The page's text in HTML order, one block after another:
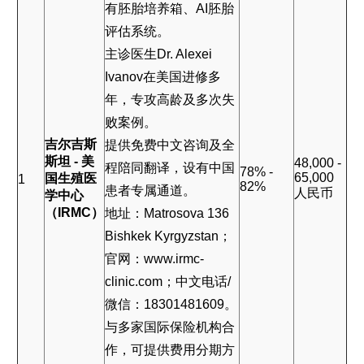
1
吉尔吉斯
斯坦 - 美
国生殖医
学中心
（IRMC）
有胚胎培养箱、AI胚胎
评估系统。
主诊医生Dr. Alexei
Ivanov在美国进修多
年，专攻高龄及多次失
败案例。
提供免费中文咨询及全
程陪同翻译，设有中国
患者专属通道。
地址：Matrosova 136
Bishkek Kyrgyzstan；
官网：www.irmc-
clinic.com；中文电话/
微信：18301481609。
与多家国际保险机构合
作，可提供费用分期方
78% -
82%
48,000 -
65,000
人民币